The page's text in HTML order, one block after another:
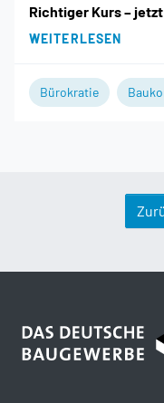
Richtiger Kurs –
WEITERLESEN
Bürokratie